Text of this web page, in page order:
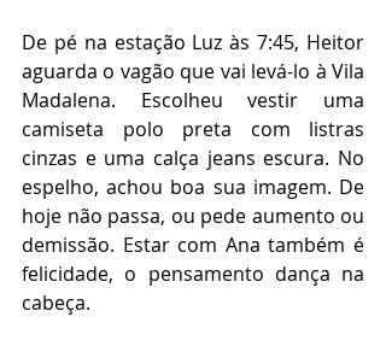
De pé na estação Luz às 7:45, Heitor
aguarda o vagão que vai levá-lo à Vila
Madalena. Escolheu vestir uma
camiseta polo preta com listras
cinzas e uma calça jeans escura. No
espelho, achou boa sua imagem. De
hoje não passa, ou pede aumento ou
demissão. Estar com Ana também é
felicidade, o pensamento dança na
cabeça.